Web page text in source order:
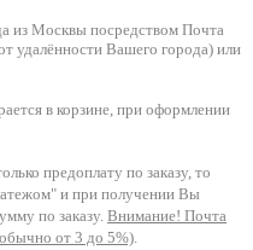
из Москвы посредством Почта
удалённости Вашего города) или
в корзине, при оформлении
предоплату по заказу, то
и при получении Вы
по заказу. Внимание! Почта
от 3 до 5%).